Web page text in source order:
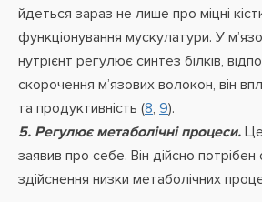
йдеться зараз не лише про міцні
функціонування мускулатури. У
нутрієнт регулює синтез білків,
скорочення м’язових волокон, він
та продуктивність (8, 9).
5. Регулює метаболічні процеси.
заявив про себе. Він дійсно потрібен
здійснення низки метаболічних